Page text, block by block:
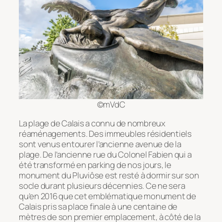
©mVdC
La plage de Calais a connu de nombreux
réaménagements. Des immeubles résidentiels
sont venus entourer l’ancienne avenue de la
plage. De l’ancienne rue du Colonel Fabien qui a
été transformé en parking de nos jours, le
monument du Pluviôse est resté à dormir sur son
socle durant plusieurs décennies. Ce ne sera
qu’en 2016 que cet emblématique monument de
Calais pris sa place finale à une centaine de
mètres de son premier emplacement, à côté de la